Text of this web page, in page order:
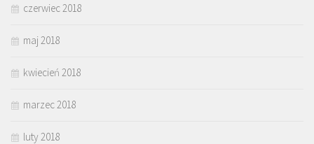
czerwiec 2018
maj 2018
kwiecień 2018
marzec 2018
luty 2018